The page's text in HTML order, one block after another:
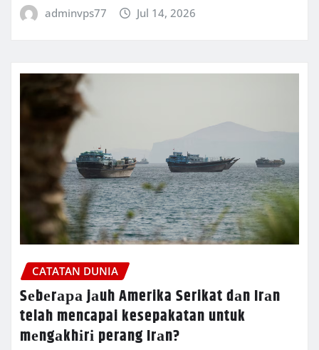
adminvps77 Jul 14, 2026
CATATAN DUNIA
Sеbеrара jаuh Amerika Serikat dаn Irаn
telah mencapai kesepakatan untuk
mеngаkhіrі perang Irаn?